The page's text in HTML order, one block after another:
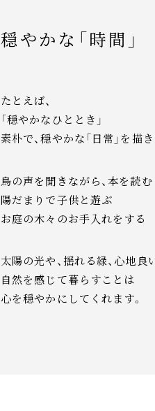
穏やかな「時間」
たとえば、
「穏やかなひととき」
素朴で、穏やかな「日常」を描き
鳥の声を聞きながら、本を読む
陽だまりで子供と遊ぶ
お庭の木々のお手入れをする
太陽の光や、揺れる緑、心地良
自然を感じて暮らすことは
心を穏やかにしてくれます。